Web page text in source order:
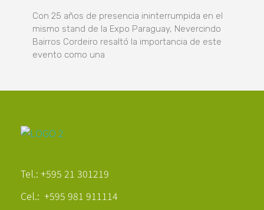
Con 25 años de presencia ininterrumpida en el
mismo stand de la Expo Paraguay, Nevercindo
Bairros Cordeiro resaltó la importancia de este
evento como una
Tel.: +595 21 301219
Cel.: +595 981 911114